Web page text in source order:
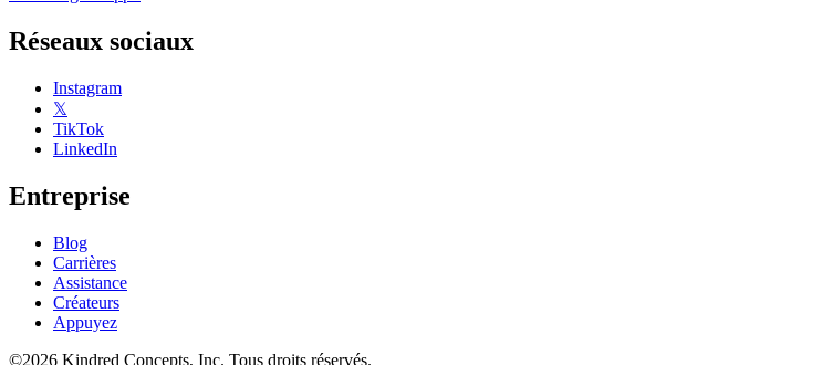
Réseaux sociaux
Instagram
𝕏
TikTok
LinkedIn
Entreprise
Blog
Carrières
Assistance
Créateurs
Appuyez
©2026 Kindred Concepts, Inc. Tous droits réservés.